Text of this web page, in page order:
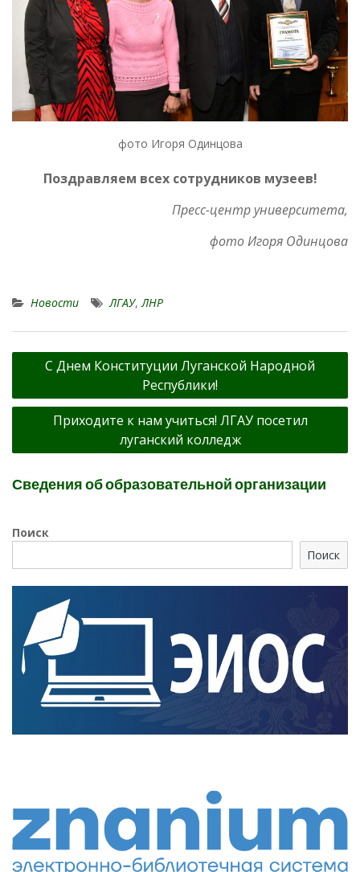
фото Игоря Одинцова
Поздравляем всех сотрудников музеев!
Пресс-центр университета,
фото Игоря Одинцова
Новости ЛГАУ, ЛНР
Навигация
записям
С Днем Конституции Луганской Народной
Республики!
Приходите к нам учиться! ЛГАУ посетил
луганский колледж
Сведения об образовательной организации
Поиск
Поиск